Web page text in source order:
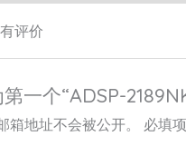
评价
第一个“ADSP-
箱地址不会被公开。 必填